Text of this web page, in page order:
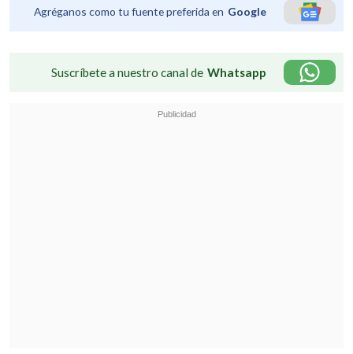
Agréganos como tu fuente preferida en Google
Suscríbete a nuestro canal de Whatsapp